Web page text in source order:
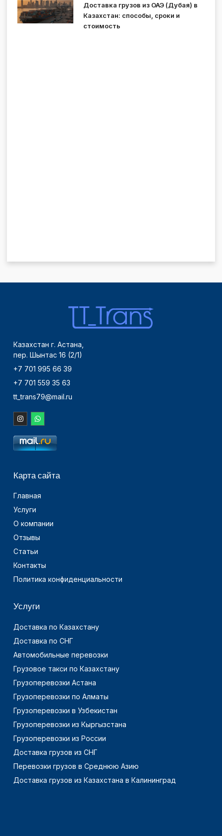
Доставка грузов из ОАЭ (Дубая) в
Казахстан: способы, сроки и
стоимость
Казахстан г. Астана,
пер. Шынтас 16 (2/1)
+7 701 995 66 39
+7 701 559 35 63
tt_trans79@mail.ru
Карта сайта
Главная
Услуги
О компании
Отзывы
Статьи
Контакты
Политика конфиденциальности
Услуги
Доставка по Казахстану
Доставка по СНГ
Автомобильные перевозки
Грузовое такси по Казахстану
Грузоперевозки Астана
Грузоперевозки по Алматы
Грузоперевозки в Узбекистан
Грузоперевозки из Кыргызстана
Грузоперевозки из России
Доставка грузов из СНГ
Перевозки грузов в Среднюю Азию
Доставка грузов из Казахстана в Калининград